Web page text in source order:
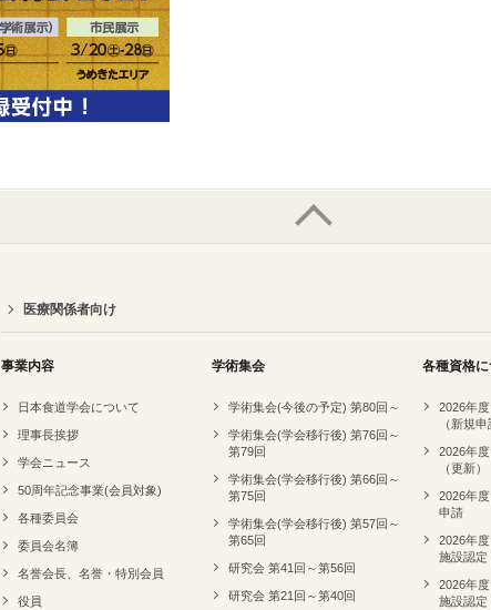
医療関係者向け
事業内容
日本食道学会について
理事長挨拶
学会ニュース
50周年記念事業(会員対象)
各種委員会
委員会名簿
名誉会長、名誉・特別会員
役員
学術集会
学術集会(今後の予定) 第80回～
学術集会(学会移行後) 第76回～
第79回
学術集会(学会移行後) 第66回～
第75回
学術集会(学会移行後) 第57回～
第65回
研究会 第41回～第56回
研究会 第21回～第40回
各種資格
2026年
（新規申
2026年
（更新）
2026年
申請
2026年
施設認定
2026年
施設認定